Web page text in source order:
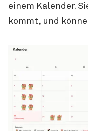
einem Kalender.
kommt, und